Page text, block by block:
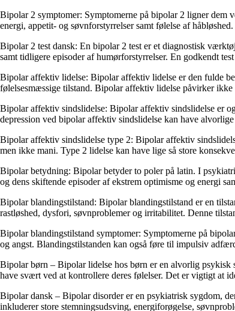
Bipolar 2 symptomer: Symptomerne på bipolar 2 ligner dem
energi, appetit- og søvnforstyrrelser samt følelse af
Bipolar 2 test dansk: En bipolar 2 test er et diagnostisk
samt tidligere episoder af humørforstyrrelser. En godkendt
Bipolar affektiv lidelse: Bipolar affektiv lidelse er den fulde
følelsesmæssige tilstand. Bipolar affektiv lidelse påvirker ikke
Bipolar affektiv sindslidelse: Bipolar affektiv sindslidelse er
depression ved bipolar affektiv sindslidelse kan have
Bipolar affektiv sindslidelse type 2: Bipolar affektiv
men ikke mani. Type 2 lidelse kan have lige så store
Bipolar betydning: Bipolar betyder to poler på latin. I
og dens skiftende episoder af ekstrem optimisme og energi
Bipolar blandingstilstand: Bipolar blandingstilstand er en
rastløshed, dysfori, søvnproblemer og irritabilitet. Denne
Bipolar blandingstilstand symptomer: Symptomerne på
og angst. Blandingstilstanden kan også føre til impulsiv
Bipolar børn – Bipolar lidelse hos børn er en alvorlig psykisk
have svært ved at kontrollere deres følelser. Det er vigtigt at
Bipolar dansk – Bipolar disorder er en psykiatrisk sygdom,
inkluderer store stemningsudsving, energiforøgelse,